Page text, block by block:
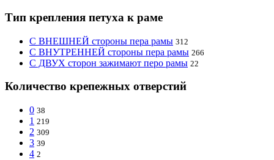
Тип крепления петуха к раме
С ВНЕШНЕЙ стороны пера рамы 312
С ВНУТРЕННЕЙ стороны пера рамы 266
С ДВУХ сторон зажимают перо рамы 22
Количество крепежных отверстий
0 38
1 219
2 309
3 39
4 2